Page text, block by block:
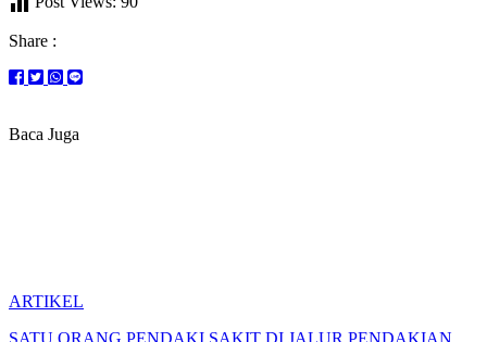
Share :
Baca Juga
ARTIKEL
SATU ORANG PENDAKI SAKIT DI JALUR PENDAKIAN